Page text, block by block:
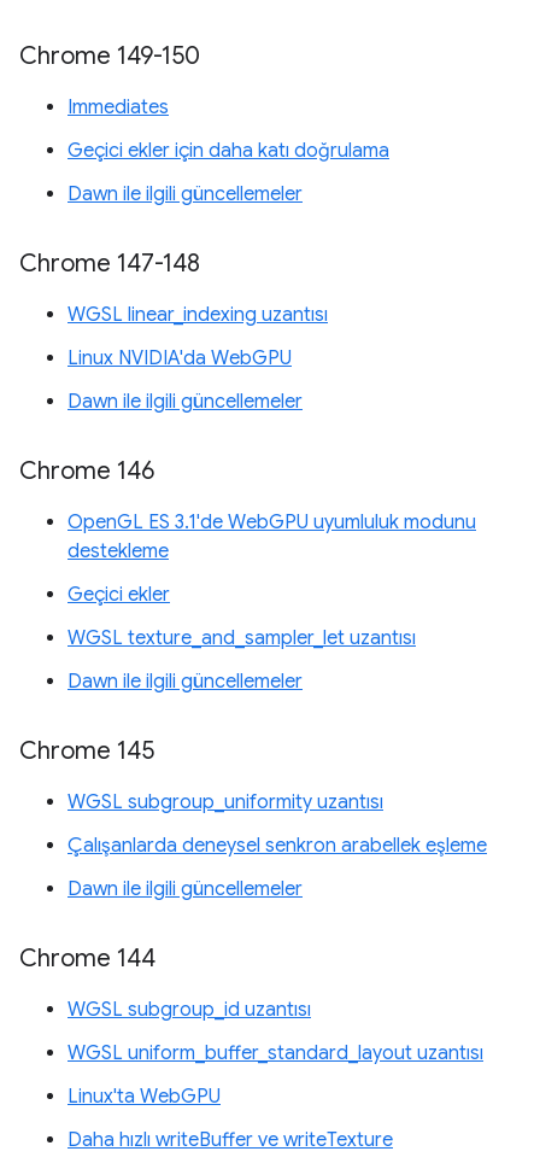
Chrome 149-150
Immediates
Geçici ekler için daha katı doğrulama
Dawn ile ilgili güncellemeler
Chrome 147-148
WGSL linear_indexing uzantısı
Linux NVIDIA'da WebGPU
Dawn ile ilgili güncellemeler
Chrome 146
OpenGL ES 3.1'de WebGPU uyumluluk modunu
destekleme
Geçici ekler
WGSL texture_and_sampler_let uzantısı
Dawn ile ilgili güncellemeler
Chrome 145
WGSL subgroup_uniformity uzantısı
Çalışanlarda deneysel senkron arabellek eşleme
Dawn ile ilgili güncellemeler
Chrome 144
WGSL subgroup_id uzantısı
WGSL uniform_buffer_standard_layout uzantısı
Linux'ta WebGPU
Daha hızlı writeBuffer ve writeTexture